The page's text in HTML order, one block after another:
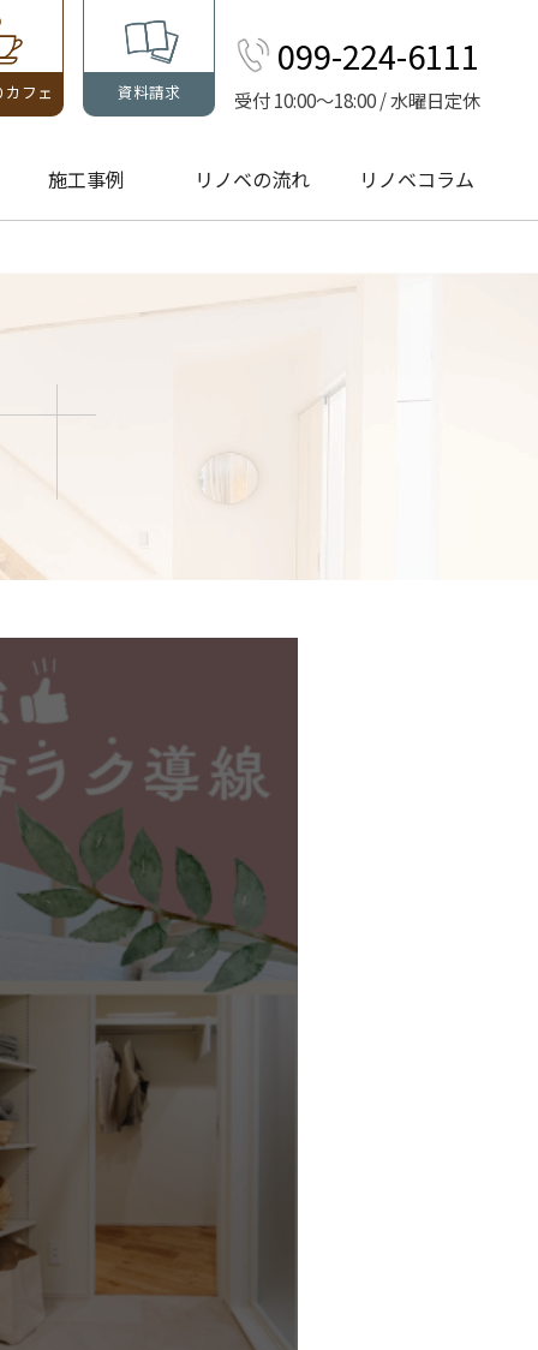
フェ 資料請求
099-224-6111
受付 10:00～18:00 / 水曜日定休
施工事例 リノベの流れ リノベコラム